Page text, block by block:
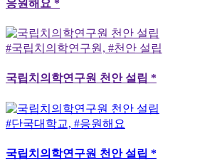
응원해요 *
#국립치의학연구원, #천안 설립
국립치의학연구원 천안 설립 *
#단국대학교, #응원해요
국립치의학연구원 천안 설립 *